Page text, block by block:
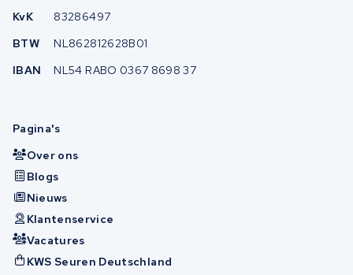
KvK
83286497
BTW
NL862812628B01
IBAN
NL54 RABO 0367 8698 37
Pagina's
Over ons
Blogs
Nieuws
Klantenservice
Vacatures
KWS Seuren Deutschland